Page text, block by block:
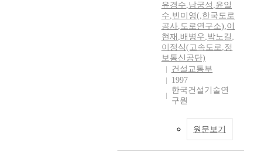
유경수,남궁성 ,윤일
수,빈미영(,한국도로
공사,도로연구소),이
현재 ,배병우,박노길 ,
이정식(고속도로,정
보통신공단)
건설교통부
1997
한국건설기술연
구원
원문보기